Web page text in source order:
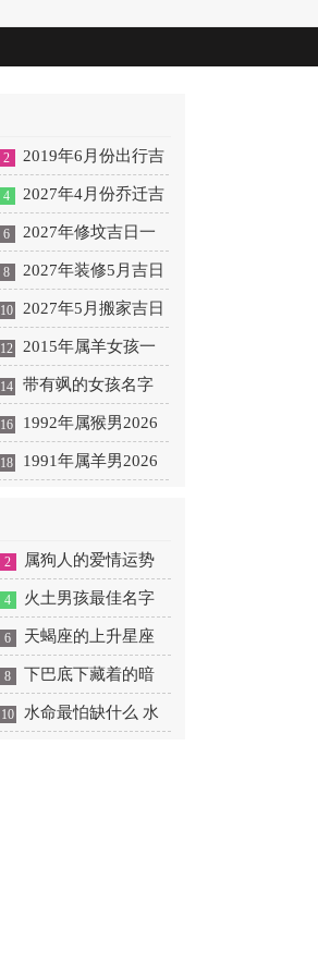
2 2019年6月份出行吉
日 2027年6月出行吉日
一览表
4 2027年4月份乔迁吉
日一览表 2027年4月乔
迁吉日吉时查询
6 2027年修坟吉日一
览表 2027年农历2月修
坟吉日一览表
8 2027年装修5月吉日
良辰查询表 2027年农历
5月装修吉日一览表
10 2027年5月搬家吉日
的详细解释 2027年5月
搬家吉日吉时查询
12 2015年属羊女孩一
生运势 2015年属羊女
2026年健康运好吗
14 带有飒的女孩名字
女孩取名字带飒字有什
么名字好听
16 1992年属猴男2026
年桃花运 1992年属猴男
18 1991年属羊男2026
2 属狗人的爱情运势
是什么意思 属狗的人爱
情观
4 火土男孩最佳名字
火土属性的字男孩名字
有哪些
6 天蝎座的上升星座
一览表 天蝎座的上升星
座查询
8 下巴底下藏着的暗
痣图解 下巴尖底下有痣
10 水命最怕缺什么 水